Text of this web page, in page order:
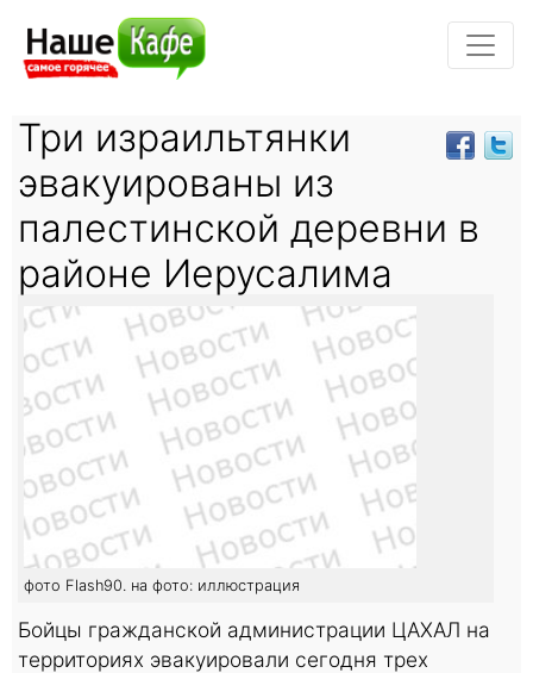
Три израильтянки
эвакуированы из
палестинской деревни в
районе Иерусалима
фото Flash90. на фото: иллюстрация
Бойцы гражданской администрации ЦАХАЛ на
территориях эвакуировали сегодня трех